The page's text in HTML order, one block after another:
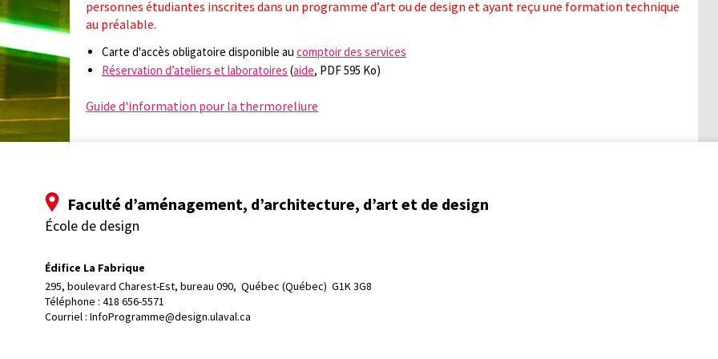
personnes étudiantes inscrites dans un programme d’art ou de design et ayant reçu une formation technique
au préalable.
Carte d'accès obligatoire disponible au comptoir des services
Réservation d’ateliers et laboratoires (aide, PDF 595 Ko)
Guide d'information pour la thermoreliure
Faculté d’aménagement, d’architecture, d’art et de design
École de design
Édifice La Fabrique
295, boulevard Charest-Est, bureau 090, Québec (Québec)  G1K 3G8
Téléphone : 418 656-5571
Courriel : InfoProgramme@design.ulaval.ca